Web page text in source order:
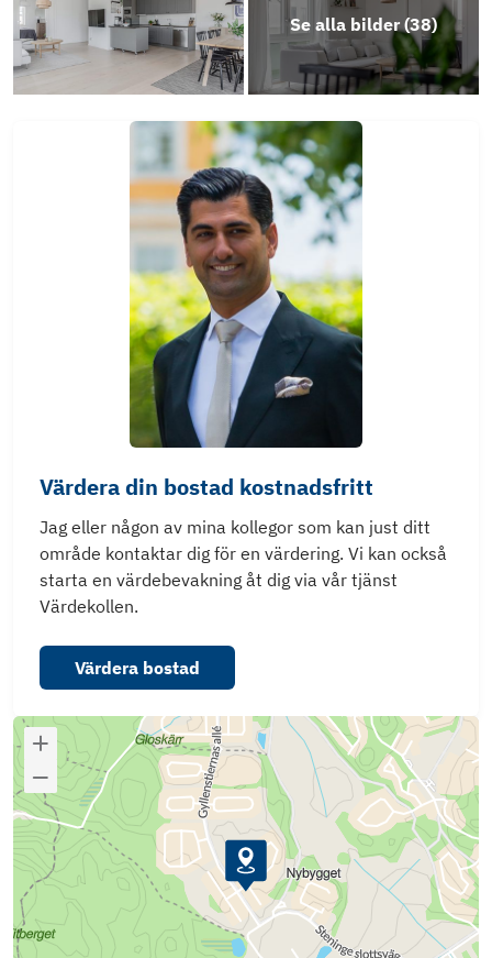
Se alla bilder (38)
Värdera din bostad kostnadsfritt
Jag eller någon av mina kollegor som kan just ditt
område kontaktar dig för en värdering. Vi kan också
starta en värdebevakning åt dig via vår tjänst
Värdekollen.
Värdera bostad